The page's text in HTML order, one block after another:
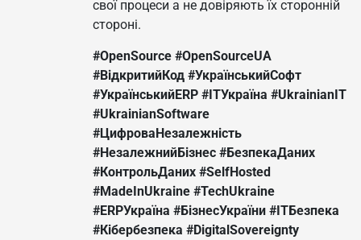
свої процеси а не довіряють їх сторонній
стороні.
#OpenSource #OpenSourceUA
#ВідкритийКод #УкраїнськийСофт
#УкраїнськийERP #ITУкраїна #UkrainianIT
#UkrainianSoftware
#ЦифроваНезалежність
#НезалежнийБізнес #БезпекаДаних
#КонтрольДаних #SelfHosted
#MadeInUkraine #TechUkraine
#ERPУкраїна #БізнесУкраїни #ІТБезпека
#Кібербезпека #DigitalSovereignty